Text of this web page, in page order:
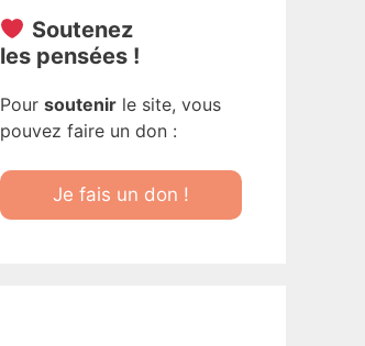
Soutenez
les pensées !
Pour soutenir le site, vous
pouvez faire un don :
Je fais un don !